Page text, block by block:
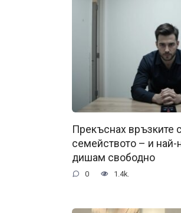
Прекъснах връзките
семейството – и най-
дишам свободно
0 1.4k.